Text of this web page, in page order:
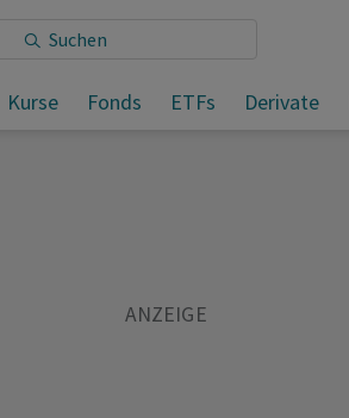
Kurse Fonds ETFs Derivate